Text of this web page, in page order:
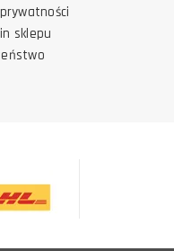
sklepu